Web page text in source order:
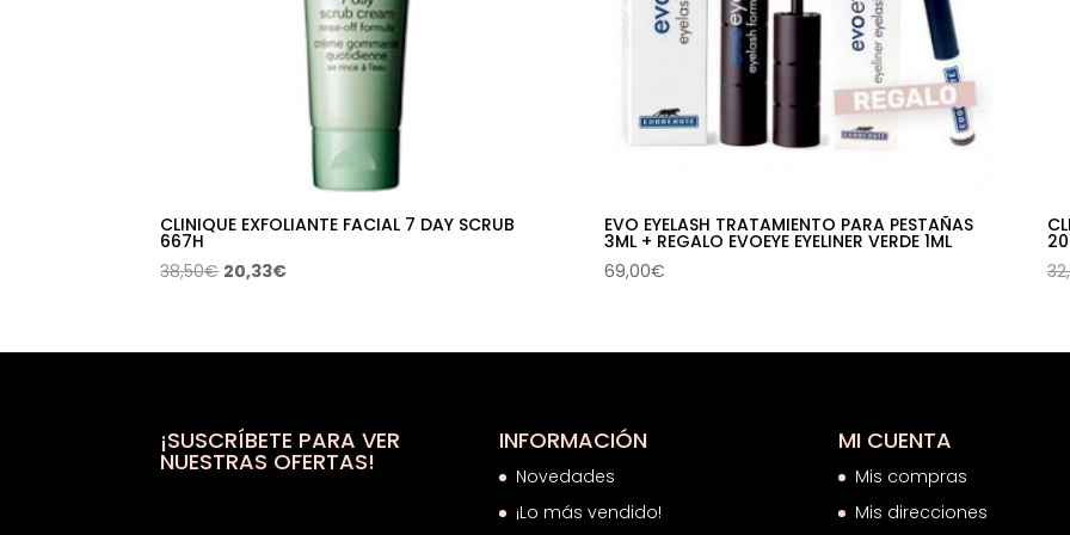
CLINIQUE EXFOLIANTE FACIAL 7 DAY SCRUB
667H
38,50€ El
era:
20,33€El
es:
EVO EYELASH TRATAMIENTO PARA PESTAÑAS
3ML + REGALO EVOEYE EYELINER VERDE 1ML
69,00€
¡SUSCRÍBETE PARA VER
NUESTRAS OFERTAS!
INFORMACIÓN
Novedades
¡Lo más vendido!
MI CUENTA
Mis compras
Mis direcciones